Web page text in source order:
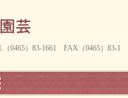
0465）83-1661 FAX（0465）83-1